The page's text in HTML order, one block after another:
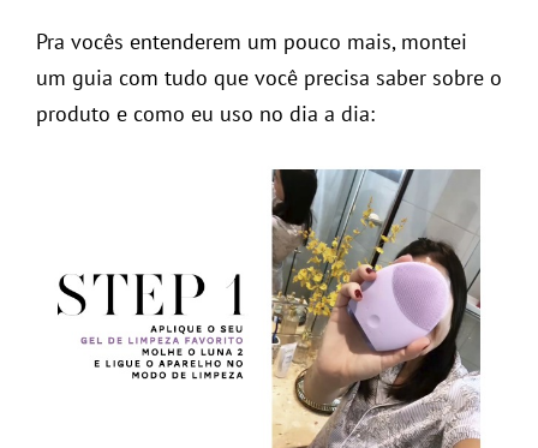
Pra vocês entenderem um pouco mais, montei
um guia com tudo que você precisa saber sobre o
produto e como eu uso no dia a dia: